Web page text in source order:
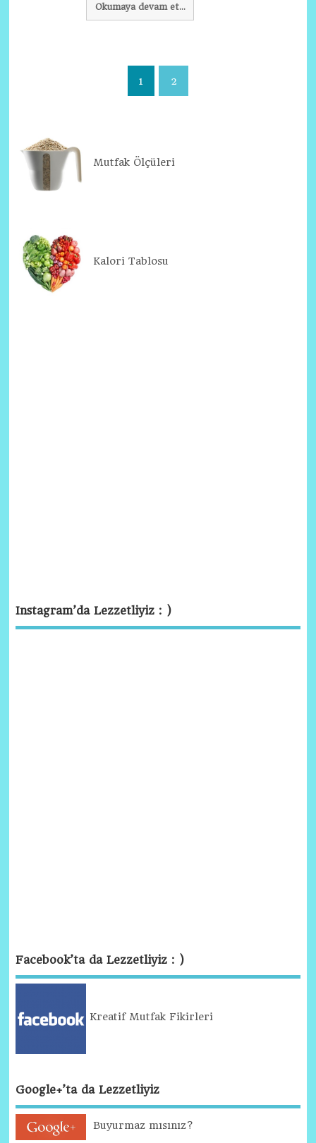
Okumaya devam et...
1 2
Mutfak Ölçüleri
Kalori Tablosu
Instagram’da Lezzetliyiz : )
Facebook’ta da Lezzetliyiz : )
Kreatif Mutfak Fikirleri
Google+’ta da Lezzetliyiz
Buyurmaz mısınız?